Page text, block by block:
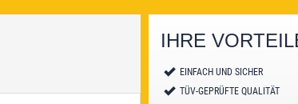
IHRE
EINFACH UND SICHER
TÜV-GEPRÜFTE QUALITÄT